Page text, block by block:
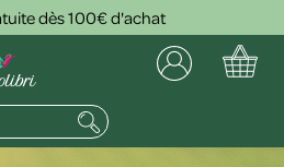
dès 100€ d'achat